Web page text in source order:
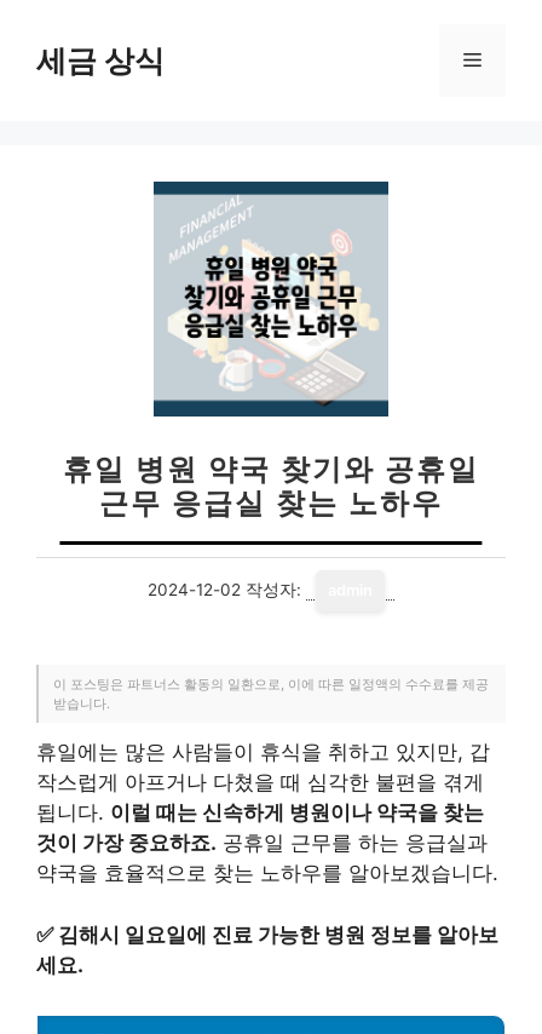
세금 상식 메
휴일 병원 약국 찾기와 공휴일
근무 응급실 찾는 노하우
2024-12-02 작성자:
이 포스팅은 파트너스 활동의 일환으로, 이에 따른 일정액의 수수료를 제공
받습니다.
휴일에는 많은 사람들이 휴식을 취하고 있지만, 갑
작스럽게 아프거나 다쳤을 때 심각한 불편을 겪게
됩니다. 이럴 때는 신속하게 병원이나 약국을 찾는
것이 가장 중요하죠. 공휴일 근무를 하는 응급실과
약국을 효율적으로 찾는 노하우를 알아보겠습니다.
✅ 김해시 일요일에 진료 가능한 병원 정보를 알아보
세요.